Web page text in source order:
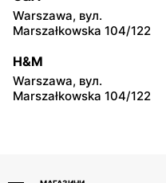
Hyżne, вул. Hyżne 100
moje sklepy
Niebylec, вул. Niebylec 139
Warszawa, вул.
Marszałkowska 104/122
H&M
Warszawa, вул.
Marszałkowska 104/122